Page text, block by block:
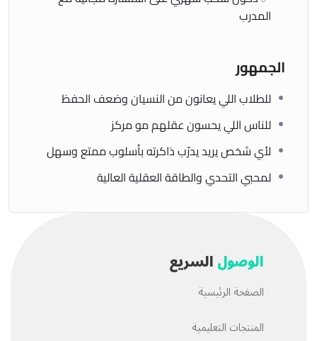
📢 ملاحظات مهمة:
الدورة مؤقتة وسعرها راح يرجع قريبًا
مقاعد النسخة الأولى محدودة لتجربة حصرية
راح يتم إرسال شهادة رسمية للمشتركين الفعليين
كل المشتركين يحصلون على خصم خاص للدورات القادمة في نادي
العقل
سجّل الآن – وابدأ تدريب عقلك مثل
الأبطال!
⏳ احجز قبل ما ينتهي العرض الخاص
المدرب
الجمهور
للطلاب اللي يعانون من النسيان وضعف الحفظ
للناس اللي يحسون عقلهم مو مركز
لأي شخص يريد يدرّب ذاكرته بأسلوب ممتع وسهل
لمحبي التحدي والطاقة العقلية العالية
الوصولالسريع
الصفحة الرئيسية
المنتجات التعليمية